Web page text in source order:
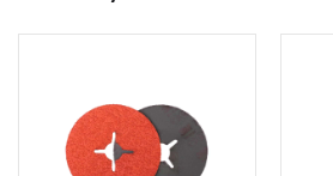
Zobacz Ten